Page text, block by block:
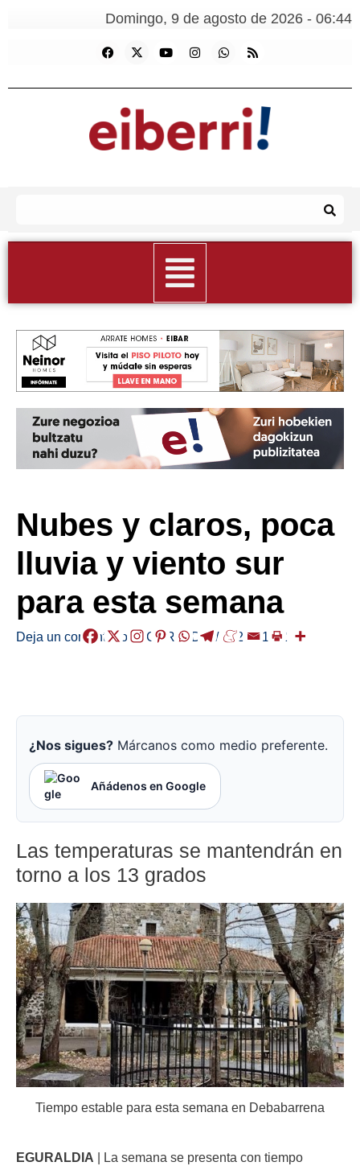
Domingo, 9 de agosto de 2026 - 06:44
Nubes y claros, poca
lluvia y viento sur
para esta semana
Deja un comentario /EGURALDIA/ 2026-01-12
¿Nos sigues? Márcanos como medio preferente.
Añádenos en Google
Las temperaturas se mantendrán en
torno a los 13 grados
Tiempo estable para esta semana en Debabarrena
EGURALDIA | La semana se presenta con tiempo